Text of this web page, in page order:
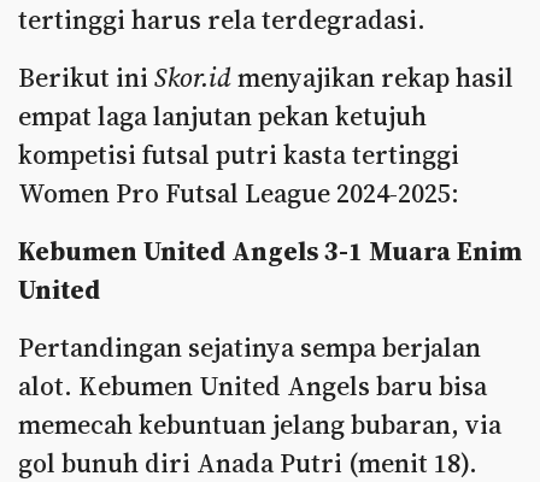
tertinggi harus rela terdegradasi.
Berikut ini Skor.idmenyajikan rekap hasil
empat laga lanjutan pekan ketujuh
kompetisi futsal putri kasta tertinggi
Women Pro Futsal League 2024-2025:
Kebumen United Angels 3-1 Muara Enim
United
Pertandingan sejatinya sempa berjalan
alot. Kebumen United Angels baru bisa
memecah kebuntuan jelang bubaran, via
gol bunuh diri Anada Putri (menit 18).